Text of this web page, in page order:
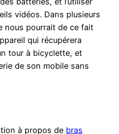
vidéos. Dans plusieurs
nous pourrait de ce fait
qui récupérera
tour à bicyclette, et
de son mobile sans
à propos de bras